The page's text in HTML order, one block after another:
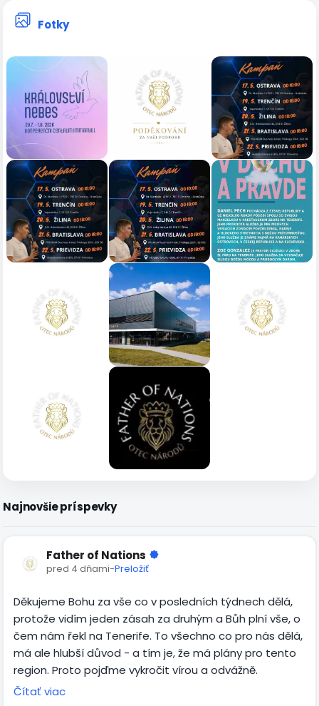
Fotky
Najnovšie príspevky
Father of Nations
pred 4 dňami-Preložiť
Děkujeme Bohu za vše co v posledních týdnech dělá,
protože vidím jeden zásah za druhým a Bůh plní vše, o
čem nám řekl na Tenerife. To všechno co pro nás dělá,
má ale hlubší důvod - a tím je, že má plány pro tento
region. Proto pojďme vykročit vírou a odvážně.
Čítať viac